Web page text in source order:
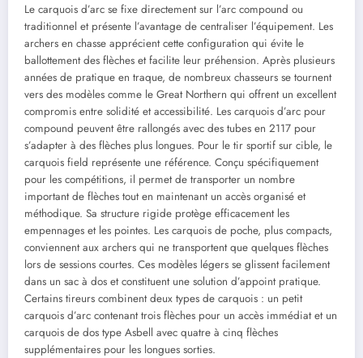
Le carquois d’arc se fixe directement sur l’arc compound ou
traditionnel et présente l’avantage de centraliser l’équipement. Les
archers en chasse apprécient cette configuration qui évite le
ballottement des flèches et facilite leur préhension. Après plusieurs
années de pratique en traque, de nombreux chasseurs se tournent
vers des modèles comme le Great Northern qui offrent un excellent
compromis entre solidité et accessibilité. Les carquois d’arc pour
compound peuvent être rallongés avec des tubes en 2117 pour
s’adapter à des flèches plus longues. Pour le tir sportif sur cible, le
carquois field représente une référence. Conçu spécifiquement
pour les compétitions, il permet de transporter un nombre
important de flèches tout en maintenant un accès organisé et
méthodique. Sa structure rigide protège efficacement les
empennages et les pointes. Les carquois de poche, plus compacts,
conviennent aux archers qui ne transportent que quelques flèches
lors de sessions courtes. Ces modèles légers se glissent facilement
dans un sac à dos et constituent une solution d’appoint pratique.
Certains tireurs combinent deux types de carquois : un petit
carquois d’arc contenant trois flèches pour un accès immédiat et un
carquois de dos type Asbell avec quatre à cinq flèches
supplémentaires pour les longues sorties.